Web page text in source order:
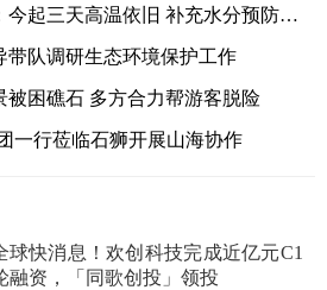
起三天高温依旧 补充水分预防秋燥
带队调研生态环境保护工作
被困礁石 多方合力帮游客脱险
一行莅临石狮开展山海协作
球快消息！欢创科技完成近亿元C1
融资，「同歌创投」领投